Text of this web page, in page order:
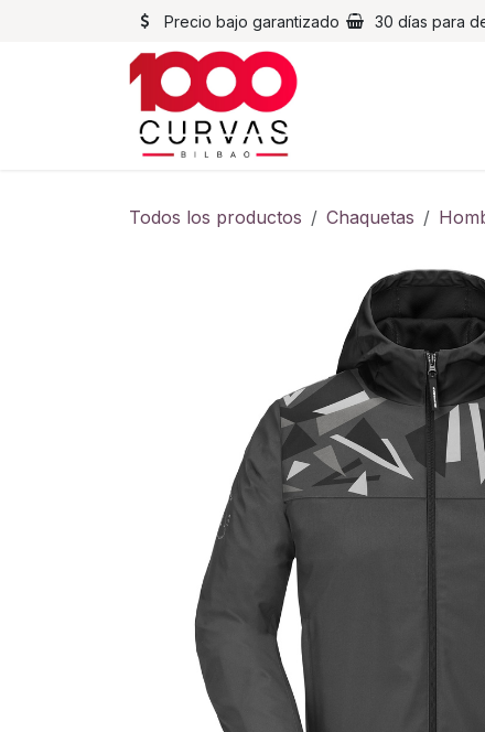
Precio bajo garantizado 30 días para
Todos los productos Chaquetas